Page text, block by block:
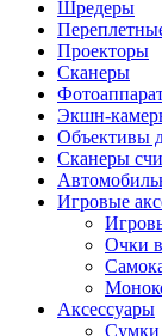
Шредеры
Проекторы
Сканеры
Экшн-
Объективы
Сканеры
Игровые
Очки
Аксессуары
Сумки